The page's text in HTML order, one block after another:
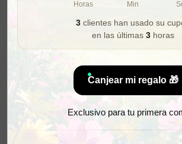
Horas Min
3clientes han usado su
en las últimas 3horas
Canjear mi regalo 🎁
Exclusivo para tu primera